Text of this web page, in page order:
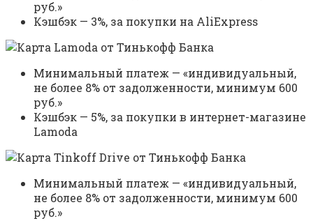
руб.»
Кэшбэк — 3%, за покупки на AliExpress
Минимальный платеж — «индивидуальный,
не более 8% от задолженности, минимум 600
руб.»
Кэшбэк — 5%, за покупки в интернет-магазине
Lamoda
Минимальный платеж — «индивидуальный,
не более 8% от задолженности, минимум 600
руб.»